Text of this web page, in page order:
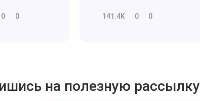
0 0 141.4K 0 0
на полезную рассылку